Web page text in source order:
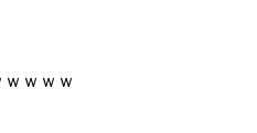
ｗｗｗ